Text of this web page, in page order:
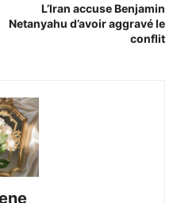
L’Iran accuse Benjamin
Netanyahu d’avoir aggravé le
conflit